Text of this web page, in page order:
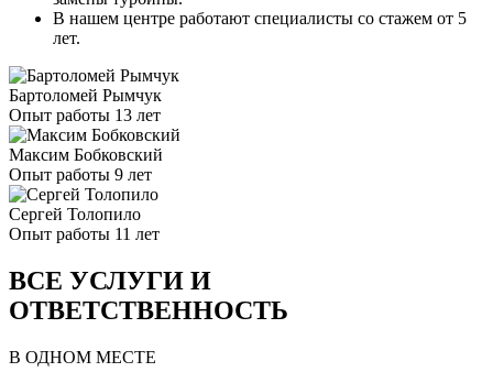
В нашем центре работают специалисты со стажем от 5
лет.
Бартоломей Рымчук
Опыт работы 13 лет
Максим Бобковский
Опыт работы 9 лет
Сергей Толопило
Опыт работы 11 лет
ВСЕ УСЛУГИ И
ОТВЕТСТВЕННОСТЬ
В ОДНОМ МЕСТЕ